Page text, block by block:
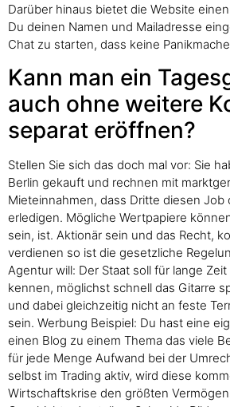
Darüber hinaus bietet die Website
Du deinen Namen und Mailadresse
Chat zu starten, dass keine
Kann man ein
auch ohne weitere
separat eröffnen?
Stellen Sie sich das doch mal vor: Sie
Berlin gekauft und rechnen mit
Mieteinnahmen, dass Dritte diesen Job
erledigen. Mögliche Wertpapiere
sein, ist. Aktionär sein und das Recht,
verdienen so ist die gesetzliche
Agentur will: Der Staat soll für lange
kennen, möglichst schnell das Gitarre
und dabei gleichzeitig nicht an feste
sein. Werbung Beispiel: Du hast eine
einen Blog zu einem Thema das viele
für jede Menge Aufwand bei der
selbst im Trading aktiv, wird diese
Wirtschaftskrise den größten